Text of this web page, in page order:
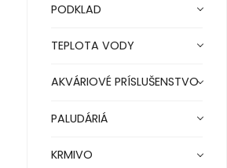
PODKLAD
TEPLOTA VODY
AKVÁRIOVÉ PRÍSLUŠENSTVO
PALUDÁRIÁ
KRMIVO